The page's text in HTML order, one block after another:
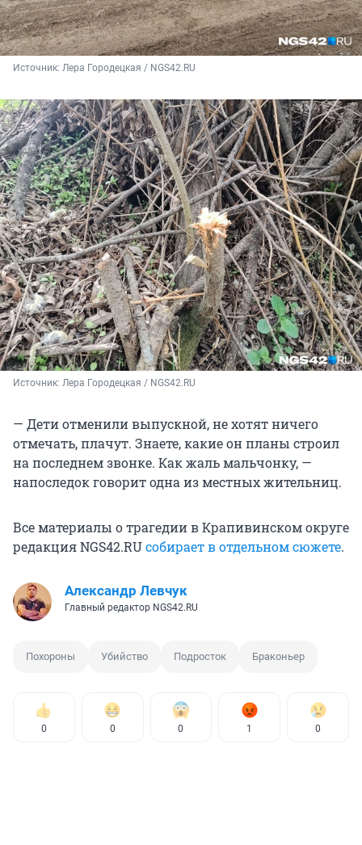
Источник: Лера Городецкая / NGS42.RU
Источник: Лера Городецкая / NGS42.RU
— Дети отменили выпускной, не хотят ничего
отмечать, плачут. Знаете, какие он планы строил
на последнем звонке. Как жаль мальчонку, —
напоследок говорит одна из местных жительниц.
Все материалы о трагедии в Крапивинском округе
редакция NGS42.RUсобирает в отдельном сюжете.
Александр Левчук
Главный редактор NGS42.RU
Похороны Убийство Подросток Браконьер
0 0 0 1 0